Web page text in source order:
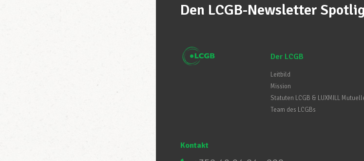
Den LCGB-Newsletter
Der LCGB
Leitbild
Mission
Statuten LCGB & LUXMILL
Team des LCGBs
Kontakt